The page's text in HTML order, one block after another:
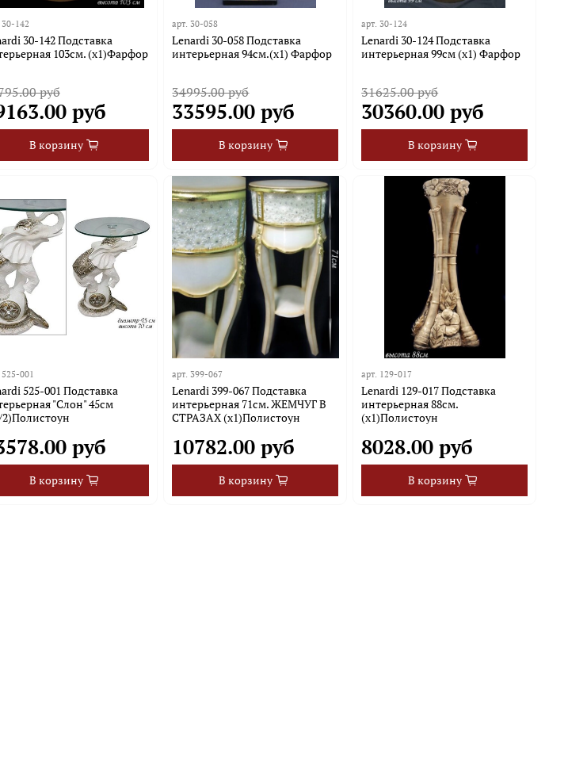
30-142
30-142 Подставка
103см. (х1)Фарфор
руб
руб
В корзину
арт.30-058
Lenardi 30-058 Подставка
интерьерная 94см.(х1) Фарфор
34995.00 руб
33595.00 руб
В корзину
арт.30-124
Lenardi 30-124 Подставка
интерьерная 99см (х1) Фарфор
31625.00 руб
30360.00 руб
В корзину
525-001
525-001 Подставка
"Слон" 45см
2)Полистоун
руб
В корзину
арт.399-067
Lenardi 399-067 Подставка
интерьерная 71см. ЖЕМЧУГ В
СТРАЗАХ (х1)Полистоун
10782.00 руб
В корзину
арт. 129-017
Lenardi 129-017 Подставка
интерьерная 88см.
(х1)Полистоун
8028.00 руб
В корзину